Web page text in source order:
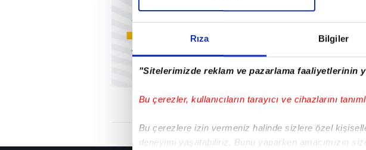
Rıza Bilgiler
"Sitelerimizde reklam ve pazarlama faaliyetlerinin
Bu çerezler, kullanıcıların tarayıcı ve cihazlarını
Bu çerezlere izin vermeniz halinde sizlere özel
deneyimi yaşatabiliriz. Bunu yaparken amacımızın